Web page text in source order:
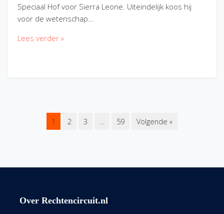
Speciaal Hof voor Sierra Leone. Uiteindelijk koos hij
voor de wetenschap…
Lees verder »
1 2 3 … 59 Volgende »
Over Rechtencircuit.nl